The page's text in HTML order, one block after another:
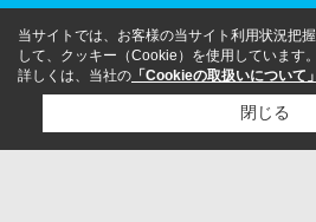
当サイトでは、お客様の当サイト利用状況把
して、クッキー（Cookie）を使用しています。
詳しくは、当社の 「Cookieの取扱いについて」
閉じる